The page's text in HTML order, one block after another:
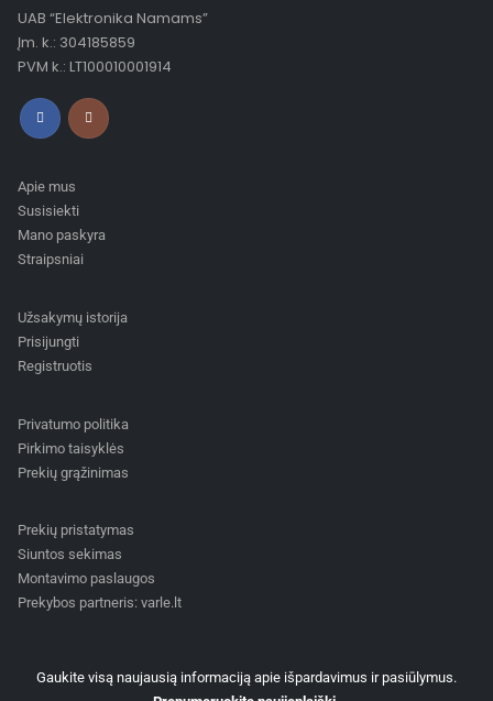
UAB “Elektronika Namams”
Įm. k.: 304185859
PVM k.: LT100010001914
Apie mus
Susisiekti
Mano paskyra
Straipsniai
Užsakymų istorija
Prisijungti
Registruotis
Privatumo politika
Pirkimo taisyklės
Prekių grąžinimas
Prekių pristatymas
Siuntos sekimas
Montavimo paslaugos
Prekybos partneris: varle.lt
Gaukite visą naujausią informaciją apie išpardavimus ir pasiūlymus.